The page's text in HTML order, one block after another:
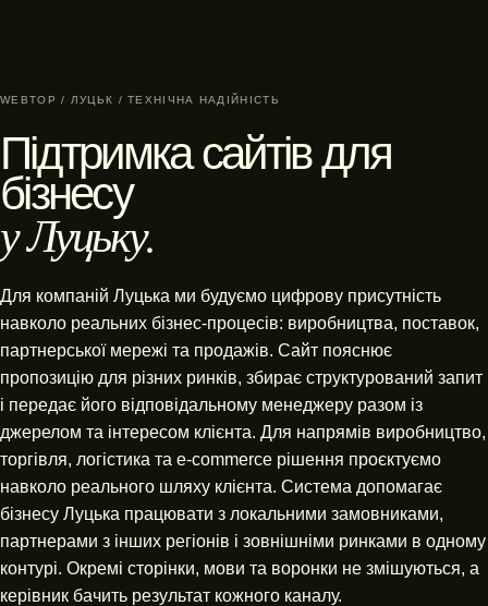
WEBTOP / ЛУЦЬК / ТЕХНІЧНА НАДІЙНІСТЬ
Підтримка сайтів для
бізнесу
у Луцьку.
Для компаній Луцька ми будуємо цифрову присутність
навколо реальних бізнес-процесів: виробництва, поставок,
партнерської мережі та продажів. Сайт пояснює
пропозицію для різних ринків, збирає структурований запит
і передає його відповідальному менеджеру разом із
джерелом та інтересом клієнта. Для напрямів виробництво,
торгівля, логістика та e-commerce рішення проєктуємо
навколо реального шляху клієнта. Система допомагає
бізнесу Луцька працювати з локальними замовниками,
партнерами з інших регіонів і зовнішніми ринками в одному
контурі. Окремі сторінки, мови та воронки не змішуються, а
керівник бачить результат кожного каналу.